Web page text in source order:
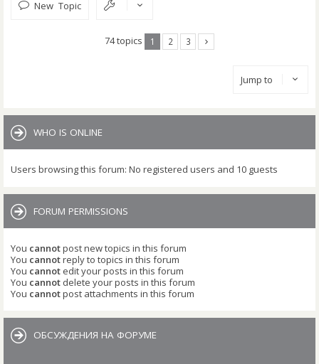
New Topic
74 topics 1 2 3
Jump to
WHO IS ONLINE
Users browsing this forum: No registered users and 10 guests
FORUM PERMISSIONS
You cannotpost new topics in this forum
You cannotreply to topics in this forum
You cannot edit your posts in this forum
You cannot delete your posts in this forum
You cannotpost attachments in this forum
ОБСУЖДЕНИЯ НА ФОРУМЕ